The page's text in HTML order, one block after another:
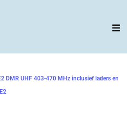
DMR UHF 403-470 MHz inclusief laders en